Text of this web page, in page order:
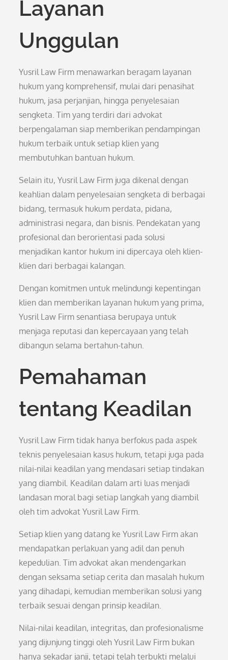
Layanan
Unggulan
Yusril Law Firm menawarkan beragam layanan
hukum yang komprehensif, mulai dari penasihat
hukum, jasa perjanjian, hingga penyelesaian
sengketa. Tim yang terdiri dari advokat
berpengalaman siap memberikan pendampingan
hukum terbaik untuk setiap klien yang
membutuhkan bantuan hukum.
Selain itu, Yusril Law Firm juga dikenal dengan
keahlian dalam penyelesaian sengketa di berbagai
bidang, termasuk hukum perdata, pidana,
administrasi negara, dan bisnis. Pendekatan yang
profesional dan berorientasi pada solusi
menjadikan kantor hukum ini dipercaya oleh klien-
klien dari berbagai kalangan.
Dengan komitmen untuk melindungi kepentingan
klien dan memberikan layanan hukum yang prima,
Yusril Law Firm senantiasa berupaya untuk
menjaga reputasi dan kepercayaan yang telah
dibangun selama bertahun-tahun.
Pemahaman
tentang Keadilan
Yusril Law Firm tidak hanya berfokus pada aspek
teknis penyelesaian kasus hukum, tetapi juga pada
nilai-nilai keadilan yang mendasari setiap tindakan
yang diambil. Keadilan dalam arti luas menjadi
landasan moral bagi setiap langkah yang diambil
oleh tim advokat Yusril Law Firm.
Setiap klien yang datang ke Yusril Law Firm akan
mendapatkan perlakuan yang adil dan penuh
kepedulian. Tim advokat akan mendengarkan
dengan seksama setiap cerita dan masalah hukum
yang dihadapi, kemudian memberikan solusi yang
terbaik sesuai dengan prinsip keadilan.
Nilai-nilai keadilan, integritas, dan profesionalisme
yang dijunjung tinggi oleh Yusril Law Firm bukan
hanya sekadar janji, tetapi telah terbukti melalui